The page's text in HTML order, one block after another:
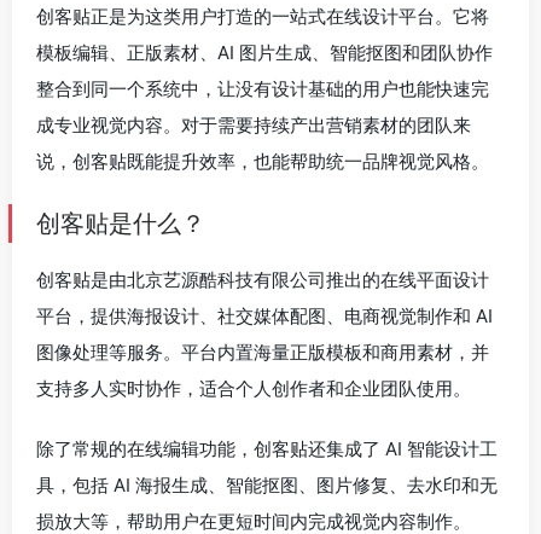
创客贴正是为这类用户打造的一站式在线设计平台。它将
模板编辑、正版素材、AI 图片生成、智能抠图和团队协作
整合到同一个系统中，让没有设计基础的用户也能快速完
成专业视觉内容。对于需要持续产出营销素材的团队来
说，创客贴既能提升效率，也能帮助统一品牌视觉风格。
创客贴是什么？
创客贴是由北京艺源酷科技有限公司推出的在线平面设计
平台，提供海报设计、社交媒体配图、电商视觉制作和 AI
图像处理等服务。平台内置海量正版模板和商用素材，并
支持多人实时协作，适合个人创作者和企业团队使用。
除了常规的在线编辑功能，创客贴还集成了 AI 智能设计工
具，包括 AI 海报生成、智能抠图、图片修复、去水印和无
损放大等，帮助用户在更短时间内完成视觉内容制作。